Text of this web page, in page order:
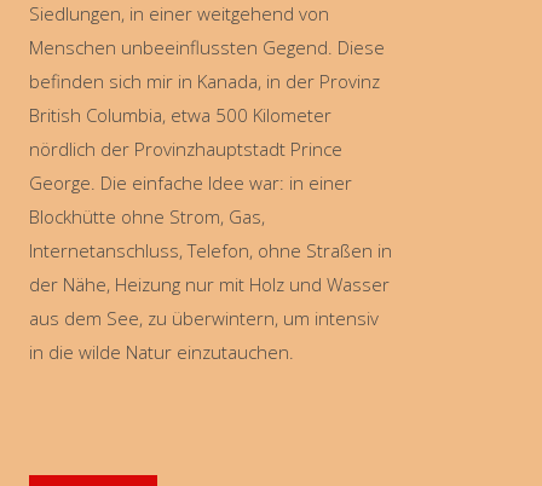
Siedlungen, in einer weitgehend von
Menschen unbeeinflussten Gegend. Diese
befinden sich mir in Kanada, in der Provinz
British Columbia, etwa 500 Kilometer
nördlich der Provinzhauptstadt Prince
George. Die einfache Idee war: in einer
Blockhütte ohne Strom, Gas,
Internetanschluss, Telefon, ohne Straßen in
der Nähe, Heizung nur mit Holz und Wasser
aus dem See, zu überwintern, um intensiv
in die wilde Natur einzutauchen.